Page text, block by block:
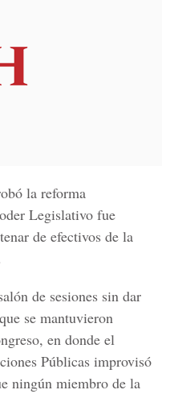
la reforma
Legislativo fue
de efectivos de la
de sesiones sin dar
se mantuvieron
en donde el
Públicas improvisó
ningún miembro de la